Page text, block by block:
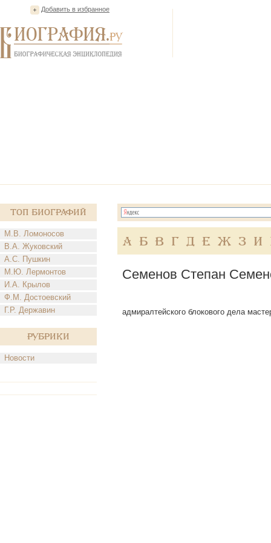
Добавить в избранное
Топ Биографий
М.В. Ломоносов
В.А. Жуковский
А.С. Пушкин
М.Ю. Лермонтов
И.А. Крылов
Ф.М. Достоевский
Г.Р. Державин
Рубрики
Новости
А Б В Г Д Е Ж З И
Семенов Степан
адмиралтейского блокового дела